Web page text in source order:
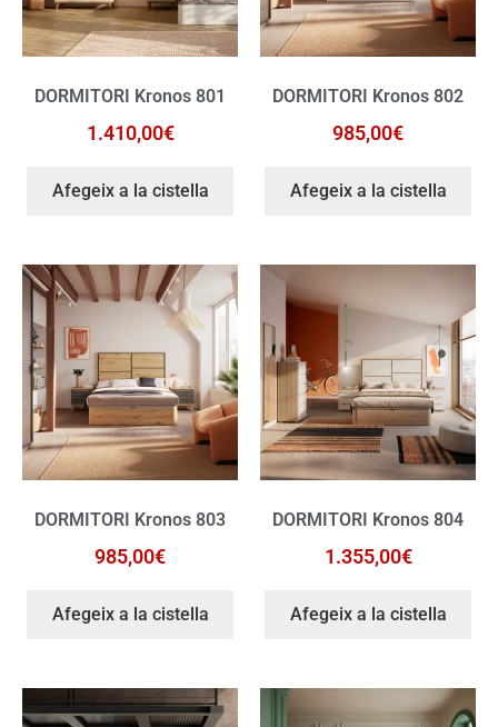
DORMITORI Kronos 801
1.410,00€
Afegeix a la cistella
DORMITORI Kronos 802
985,00€
Afegeix a la cistella
DORMITORI Kronos 803
985,00€
Afegeix a la cistella
DORMITORI Kronos 804
1.355,00€
Afegeix a la cistella